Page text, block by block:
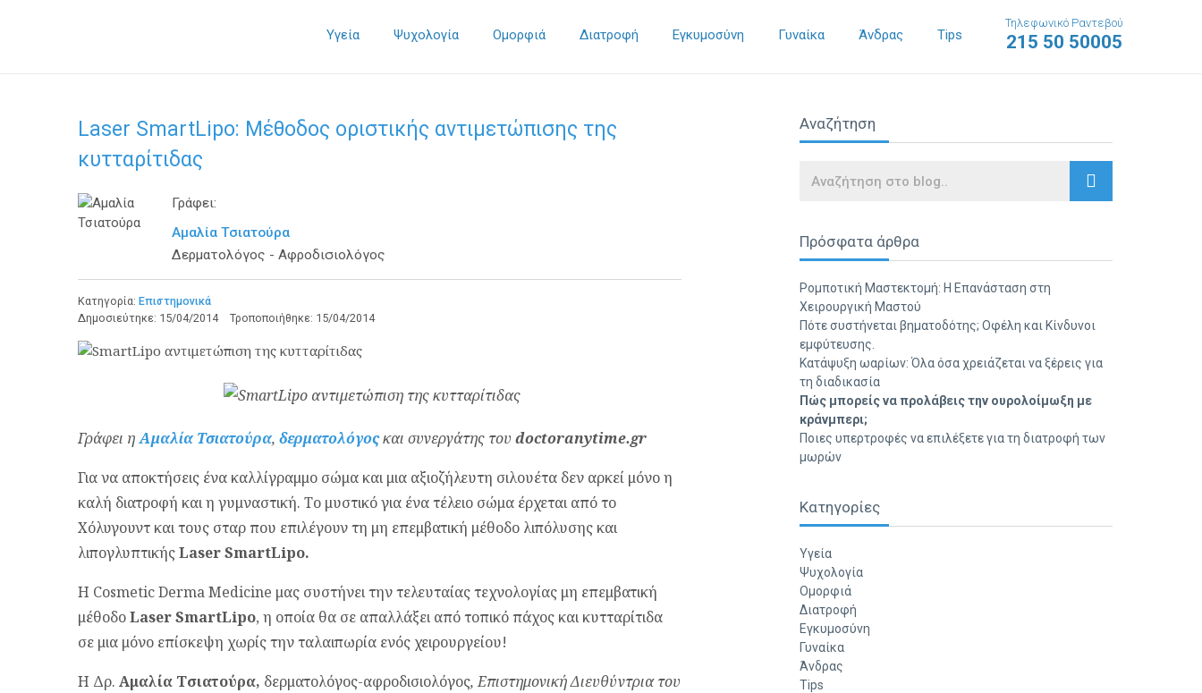
Υγεία Ψυχολογία Ομορφιά Διατροφή Εγκυμοσύνη Γυναίκα Άνδρας Tips
Τηλεφωνικό Ραντεβού
215 50 50005
Laser SmartLipo: Μέθοδος οριστικής αντιμετώπισης της
κυτταρίτιδας
Γράφει:
Αμαλία Τσιατούρα
Δερματολόγος - Αφροδισιολόγος
Κατηγορία: Επιστημονικά
Δημοσιεύτηκε: 15/04/2014 Τροποποιήθηκε: 15/04/2014
Γράφει ηΑμαλία Τσιατούρα, δερματολόγοςκαι συνεργάτης του doctoranytime.gr
Για να αποκτήσεις ένα καλλίγραμμο σώμα και μια αξιοζήλευτη σιλουέτα δεν αρκεί μόνο η
καλή διατροφή και η γυμναστική. Το μυστικό για ένα τέλειο σώμα έρχεται από το
Χόλυγουντ και τους σταρ που επιλέγουν τη μη επεμβατική μέθοδο λιπόλυσης και
λιπογλυπτικήςLaserSmartLipo.
Η Cosmetic Derma Medicine μας συστήνει την τελευταίας τεχνολογίας μη επεμβατική
μέθοδοLaserSmartLipo, η οποία θα σε απαλλάξει από τοπικό πάχος και κυτταρίτιδα
σε μια μόνο επίσκεψη χωρίς την ταλαιπωρία ενός χειρουργείου!
Η Δρ. Αμαλία Τσιατούρα, δερματολόγος-αφροδισιολόγος, Επιστημονική Διευθύντρια του
Αναζήτηση
Search
Πρόσφατα άρθρα
Ρομποτική Μαστεκτομή: Η Επανάσταση στη
Χειρουργική Μαστού
Πότε συστήνεται βηματοδότης; Οφέλη και Κίνδυνοι
εμφύτευσης.
Κατάψυξη ωαρίων: Όλα όσα χρειάζεται να ξέρεις για
τη διαδικασία
Πώς μπορείς να προλάβεις την ουρολοίμωξη με
κράνμπερι;
Ποιες υπερτροφές να επιλέξετε για τη διατροφή των
μωρών
Κατηγορίες
Υγεία
Ψυχολογία
Ομορφιά
Διατροφή
Εγκυμοσύνη
Γυναίκα
Άνδρας
Tips